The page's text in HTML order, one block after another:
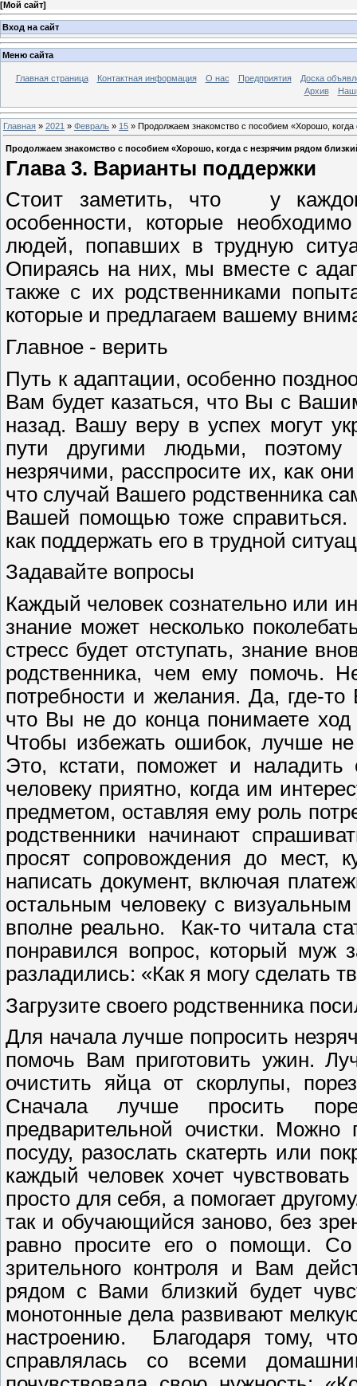
[Мой сайт]
Вход на сайт
Меню сайта
Главная страница Контактная информация О нас Предприятия
Доска
Архив
Главная » 2021 » Февраль » 15 » Продолжаем знакомство с пособием «Хорошо,
Продолжаем знакомство с пособием «Хорошо, когда с незрячим рядом
Глава 3. Варианты поддержки
Стоит заметить, что у
особенности, которые
людей, попавших в трудную
Опираясь на них, мы вместе с
также с их родственниками
которые и предлагаем вашему
Главное - верить
Путь к адаптации, особенно
Вам будет казаться, что Вы с
назад. Вашу веру в успех могут
пути другими людьми, поэтому
незрячими, расспросите их, как
что случай Вашего родственника
Вашей помощью тоже
как поддержать его в трудной
Задавайте вопросы
Каждый человек сознательно или
знание может несколько
стресс будет отступать, знание
родственника, чем ему помочь.
потребности и желания. Да, где-
что Вы не до конца понимаете
Чтобы избежать ошибок, лучше
Это, кстати, поможет и наладить
человеку приятно, когда им
предметом, оставляя ему роль
родственники начинают
просят сопровождения до мест,
написать документ, включая
остальным человеку с
вполне реально. Как-то читала
понравился вопрос, который муж
разладились: «Как я могу сделать
Загрузите своего родственника
Для начала лучше попросить
помочь Вам приготовить ужин.
очистить яйца от скорлупы,
Сначала лучше просить
предварительной очистки.
посуду, разослать скатерть или
каждый человек хочет
просто для себя, а помогает
так и обучающийся заново, без
равно просите его о помощи.
зрительного контроля и Вам
рядом с Вами близкий будет
монотонные дела развивают
настроению. Благодаря тому,
справлялась со всеми